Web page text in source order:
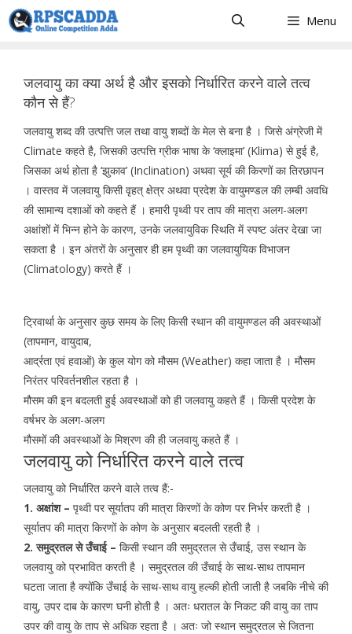
Skip
to
Menu
जलवायु का क्या अर्थ है और इसको निर्धारित करने वाले तत्व
कौन से हैं?
जलवायु शब्द की उत्पत्ति जल तथा वायु शब्दों के मेल से बना है । जिसे अंग्रेजी में
Climate कहते है, जिसकी उत्पत्ति ग्रीक भाषा के ‘क्लाइमा’ (Klima) से हुई है,
जिसका अर्थ होता है ‘झुकाव’ (Inclination) अथवा सूर्य की किरणों का तिरछापन
। वास्तव में जलवायु किसी वृहत् क्षेत्र अथवा प्रदेश के वायुमण्डल की लम्बी अवधि
की सामान्य दशाओं को कहते हैं । हमारी पृथ्वी पर ताप की मात्रा अलग-अलग
अक्षांशों में भिन्न होने के कारण, उनके जलवायुविक स्थिति में स्पष्ट अंतर देखा जा
सकता है । इन अंतरों के अनुसार ही हम पृथ्वी का जलवायुयिक विभाजन
(Climatology) करते हैं ।
ट्रिवार्था के अनुसार कुछ समय के लिए किसी स्थान की वायुमण्डल की अवस्थाओं
(तापमान, वायुदाब,
आर्द्रता एवं हवाओं) के कुल योग को मौसम (Weather) कहा जाता है । मौसम
निरंतर परिवर्तनशील रहता है ।
मौसम की इन बदलती हुई अवस्थाओं को ही जलवायु कहते हैं । किसी प्रदेश के
वर्षभर के अलग-अलग
मौसमों की अवस्थाओं के मिश्रण की ही जलवायु कहते हैं ।
जलवायु को निर्धारित करने वाले तत्व
जलवायु को निर्धारित करने वाले तत्व हैं:-
1. अक्षांश – पृथ्वी पर सूर्यातप की मात्रा किरणों के कोण पर निर्भर करती है ।
सूर्यातप की मात्रा किरणों के कोण के अनुसार बदलती रहती है ।
2. समुद्रतल से उँचाई – किसी स्थान की समुद्रतल से उँचाई, उस स्थान के
जलवायु को प्रभावित करती है । समुद्रतल की उँचाई के साथ-साथ तापमान
घटता जाता है क्योंकि उँचाई के साथ-साथ वायु हल्की होती जाती है जबकि नीचे की
वायु, उपर दाब के कारण घनी होती है । अतः धरातल के निकट की वायु का ताप
उपर की वायु के ताप से अधिक रहता है । अतः जो स्थान समुद्रतल से जितना